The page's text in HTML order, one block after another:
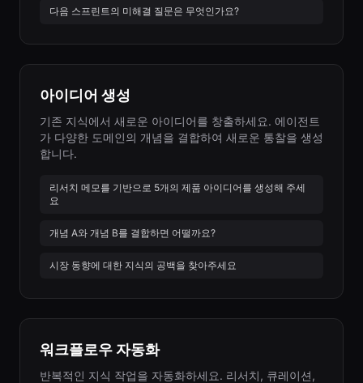
다음 스프린트의 미해결 질문은 무엇인가요?
아이디어 생성
기존 지식에서 새로운 아이디어를 창출하세요. 에이전트
가 다양한 도메인의 개념을 결합하여 새로운 통찰을 생성
합니다.
리서치 메모를 기반으로 5개의 제품 아이디어를 생성해 주세
요
개념 A와 개념 B를 결합하면 어떨까요?
시장 동향에 대한 지식의 공백을 찾아주세요
워크플로우 자동화
반복적인 지식 작업을 자동화하세요. 리서치, 큐레이션,